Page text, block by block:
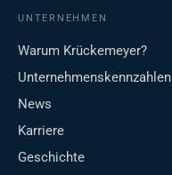
UNTERNEHMEN
Warum Krückemeyer?
Unternehmenskennzahlen
News
Karriere
Geschichte